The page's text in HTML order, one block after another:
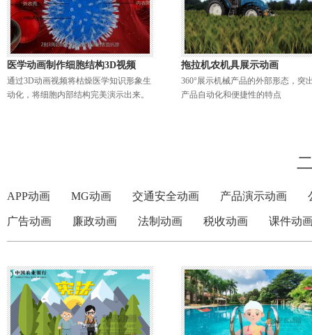
医学动画制作细胞结构3D视频
通过3D动画视频将枯燥医学知识形象生
动化，将细胞内部结构完美演示出来。
拖拉机农机具展示动画
360°展示机械产品的外部形态，突
产品自动化和便捷性的特点
APP动画 MG动画 交通安全动画 产品演示动画
广告动画 廉政动画 法制动画 税收动画 课件动